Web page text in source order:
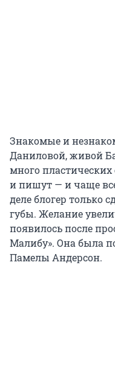
Знакомые и
Даниловой, живой
много
и пишут — и чаще
деле блогер только
губы. Желание
появилось после
Малибу». Она была
Памелы Андерсон.